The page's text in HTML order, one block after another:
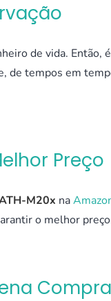
de vida. Então,
de tempos em
Preço
M20x na
o melhor